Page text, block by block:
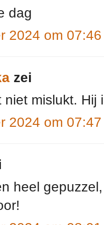
dag
2024 om 07:46
zei
niet mislukt. Hij
2024 om 07:47
heel